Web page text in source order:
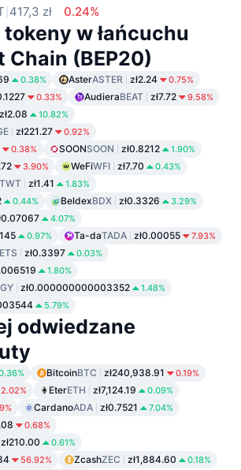
417,3 zł 0.24%
w łańcuchu
Chain (BEP20)
0.38% AsterASTER zł2.24 0.75%
0.33% AudieraBEAT zł7.72 9.58%
zł2.08 10.82%
zł221.27 0.92%
0.38% SOONSOON zł0.8212 1.90%
3.90% WeFiWFI zł7.70 0.43%
TWT zł1.41 1.83%
0.44% BeldexBDX zł0.3326 3.29%
4.07%
0.97% Ta-daTADA zł0.00055 7.93%
zł0.3397 0.03%
1.80%
zł0.000000000003352 1.48%
5.79%
odwiedzane
BitcoinBTC zł240,938.91 0.19%
2.02% EterETH zł7,124.19 0.09%
CardanoADA zł0.7521 7.04%
0.68%
zł210.00 0.61%
56.92% ZcashZEC zł1,884.60 0.18%